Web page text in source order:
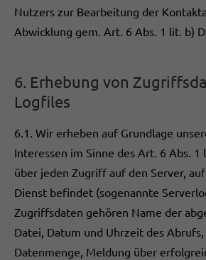
Nutzers zur Bearbeitung der
Abwicklung gem. Art. 6 Abs. 1 lit. b)
6. Erhebung von
Logfiles
6.1. Wir erheben auf Grundlage
Interessen im Sinne des Art. 6 Abs. 1
über jeden Zugriff auf den Server,
Dienst befindet (sogenannte
Zugriffsdaten gehören Name der
Datei, Datum und Uhrzeit des
Datenmenge, Meldung über